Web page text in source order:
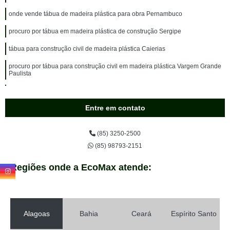
onde vende tábua de madeira plástica para obra Pernambuco
procuro por tábua em madeira plástica de construção Sergipe
tábua para construção civil de madeira plástica Caierias
procuro por tábua para construção civil em madeira plástica Vargem Grande
Paulista
onde vende tábua de madeira plástica para obra Biritiba Mirim
tábua para construção civil em madeira plástica orçar Cajamar
tábua de madeira plástica construção Pirapora do Bom Jesus
tábua em madeira plástica para obra GRANJA VIANA
Entre em contato
(85) 3250-2500
(85) 98793-2151
Regiões onde a EcoMax atende:
Alagoas Bahia Ceará Espírito Santo